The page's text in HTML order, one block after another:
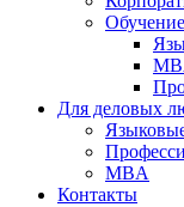
Для деловых
MBA
Контакты